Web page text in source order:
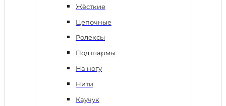
Жёсткие
Цепочные
Ролексы
Под шармы
На ногу
Нити
Каучук